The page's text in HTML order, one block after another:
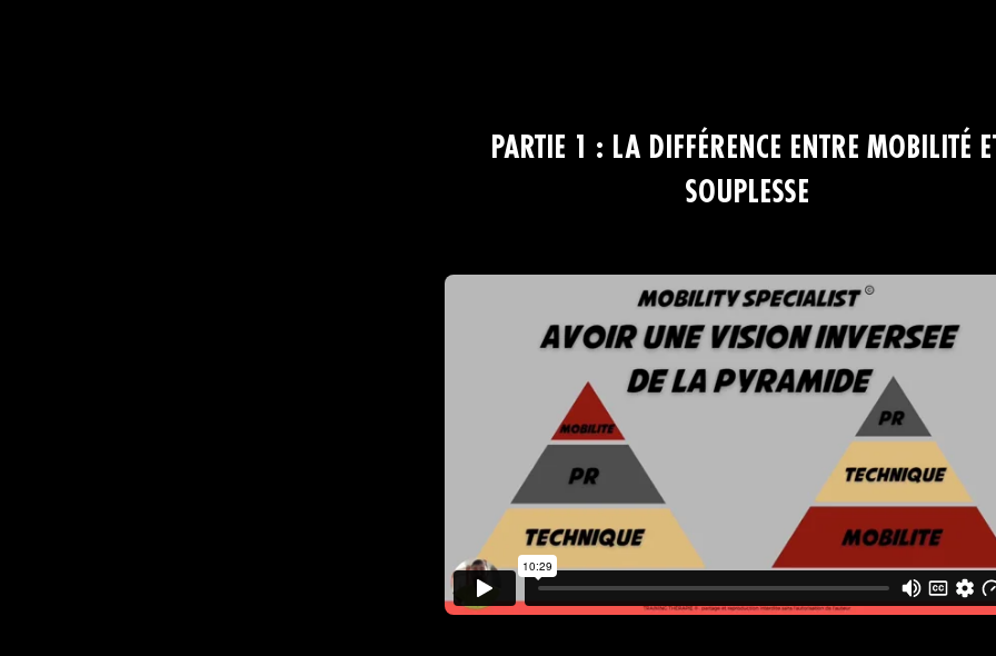
PARTIE 1 : LA DIFFÉRENCE ENTRE MOBILITÉ
SOUPLESSE